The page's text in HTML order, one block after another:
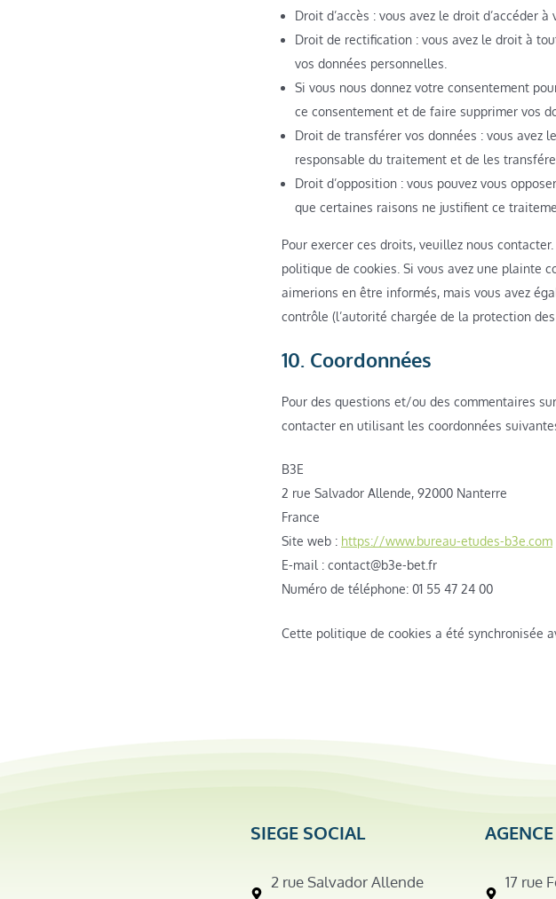
Droit d’accès : vous avez le droit d’accéder
Droit de rectification : vous avez le droit à
vos données personnelles.
Si vous nous donnez votre consentement
ce consentement et de faire supprimer vos
Droit de transférer vos données : vous avez
responsable du traitement et de les
Droit d’opposition : vous pouvez vous
que certaines raisons ne justifient ce
Pour exercer ces droits, veuillez nous
politique de cookies. Si vous avez une plainte
aimerions en être informés, mais vous avez
contrôle (l’autorité chargée de la protection des
10. Coordonnées
Pour des questions et/ou des commentaires
contacter en utilisant les coordonnées
B3E
2 rue Salvador Allende, 92000 Nanterre
France
Site web : https://www.bureau-etudes-b3e.com
E-mail : rf.teb-e3b@tcatnoc
Numéro de téléphone: 01 55 47 24 00
Cette politique de cookies a été synchronisée
SIEGE SOCIAL
2 rue Salvador Allende
17 rue